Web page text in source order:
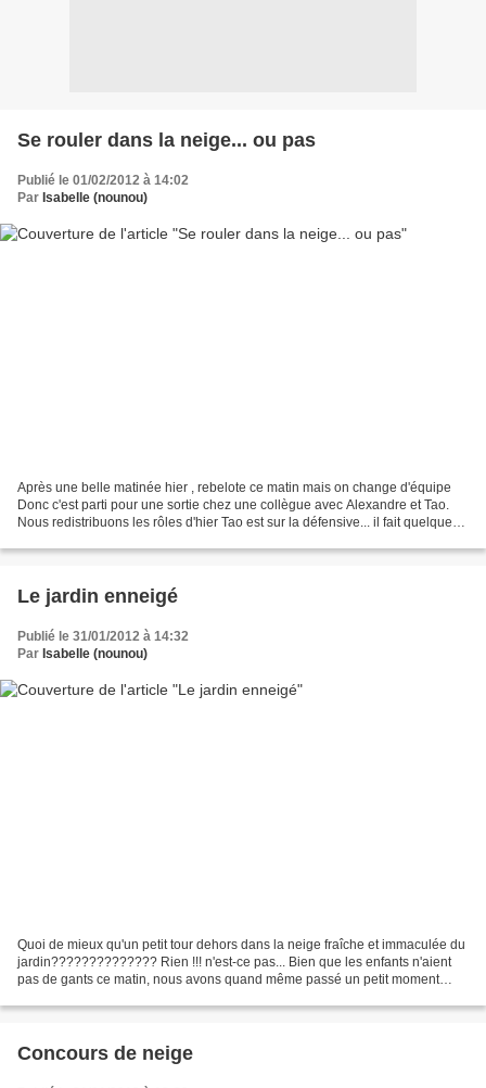
Se rouler dans la neige... ou pas
Publié le 01/02/2012 à 14:02
Par Isabelle (nounou)
Après une belle matinée hier , rebelote ce matin mais on change d'équipe
Donc c'est parti pour une sortie chez une collègue avec Alexandre et Tao.
Nous redistribuons les rôles d'hier Tao est sur la défensive... il fait quelques
Le jardin enneigé
Publié le 31/01/2012 à 14:32
Par Isabelle (nounou)
Quoi de mieux qu'un petit tour dehors dans la neige fraîche et immaculée du
jardin?????????????? Rien !!! n'est-ce pas... Bien que les enfants n'aient
pas de gants ce matin, nous avons quand même passé un petit moment
Concours de neige